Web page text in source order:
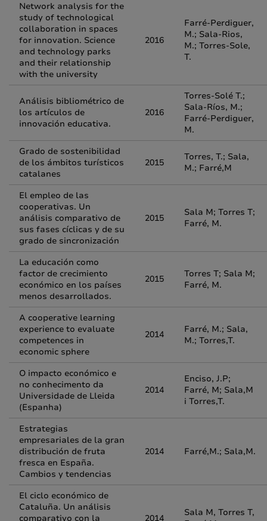
Network analysis for the
study of technological
collaboration in spaces
for innovation. Science
and technology parks
and their relationship
with the university
2016
Farré-Perdiguer,
M.; Sala-Rios,
M.; Torres-Sole,
T.
Análisis bibliométrico de
los artículos de
innovación educativa.
2016
Torres-Solé T.;
Sala-Ríos, M.;
Farré-Perdiguer,
M.
Grado de sostenibilidad
de los ámbitos turísticos
catalanes
2015
Torres, T.; Sala,
M.; Farré,M
El empleo de las
cooperativas. Un
análisis comparativo de
sus fases cíclicas y de su
grado de sincronización
2015
Sala M; Torres T;
Farré, M.
La educación como
factor de crecimiento
económico en los países
menos desarrollados.
2015
Torres T; Sala M;
Farré, M.
A cooperative learning
experience to evaluate
competences in
economic sphere
2014
Farré, M.; Sala,
M.; Torres,T.
O impacto económico e
no conhecimento da
Universidade de Lleida
(Espanha)
2014
Enciso, J.P;
Farré, M; Sala,M
i Torres,T.
Estrategias
empresariales de la gran
distribución de fruta
fresca en España.
Cambios y tendencias
2014 Farré,M.; Sala,M.
El ciclo económico de
Cataluña. Un análisis
comparativo con la
2014
Sala M, Torres T,